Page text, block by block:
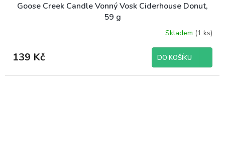
Goose Creek Candle Vonný Vosk Ciderhouse Donut,
59 g
Skladem (1 ks)
139 Kč DO KOŠÍKU